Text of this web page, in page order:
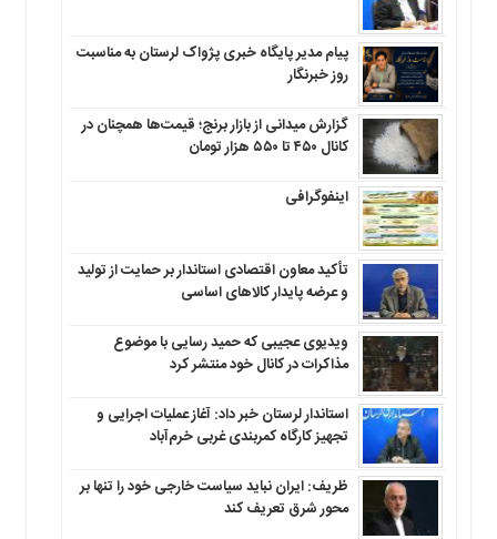
پیام مدیر پایگاه خبری پژواک لرستان به مناسبت
روز خبرنگار
گزارش میدانی از بازار برنج؛ قیمت‌ها همچنان در
کانال ۴۵۰ تا ۵۵۰ هزار تومان
اینفوگرافی
تأکید معاون اقتصادی استاندار بر حمایت از تولید
و عرضه پایدار کالاهای اساسی
ویدیوی عجیبی که حمید رسایی با موضوع
مذاکرات در کانال خود منتشر کرد
استاندار لرستان خبر داد: آغاز عملیات اجرایی و
تجهیز کارگاه کمربندی غربی خرم‌آباد
ظریف: ایران نباید سیاست خارجی خود را تنها بر
محور شرق تعریف کند